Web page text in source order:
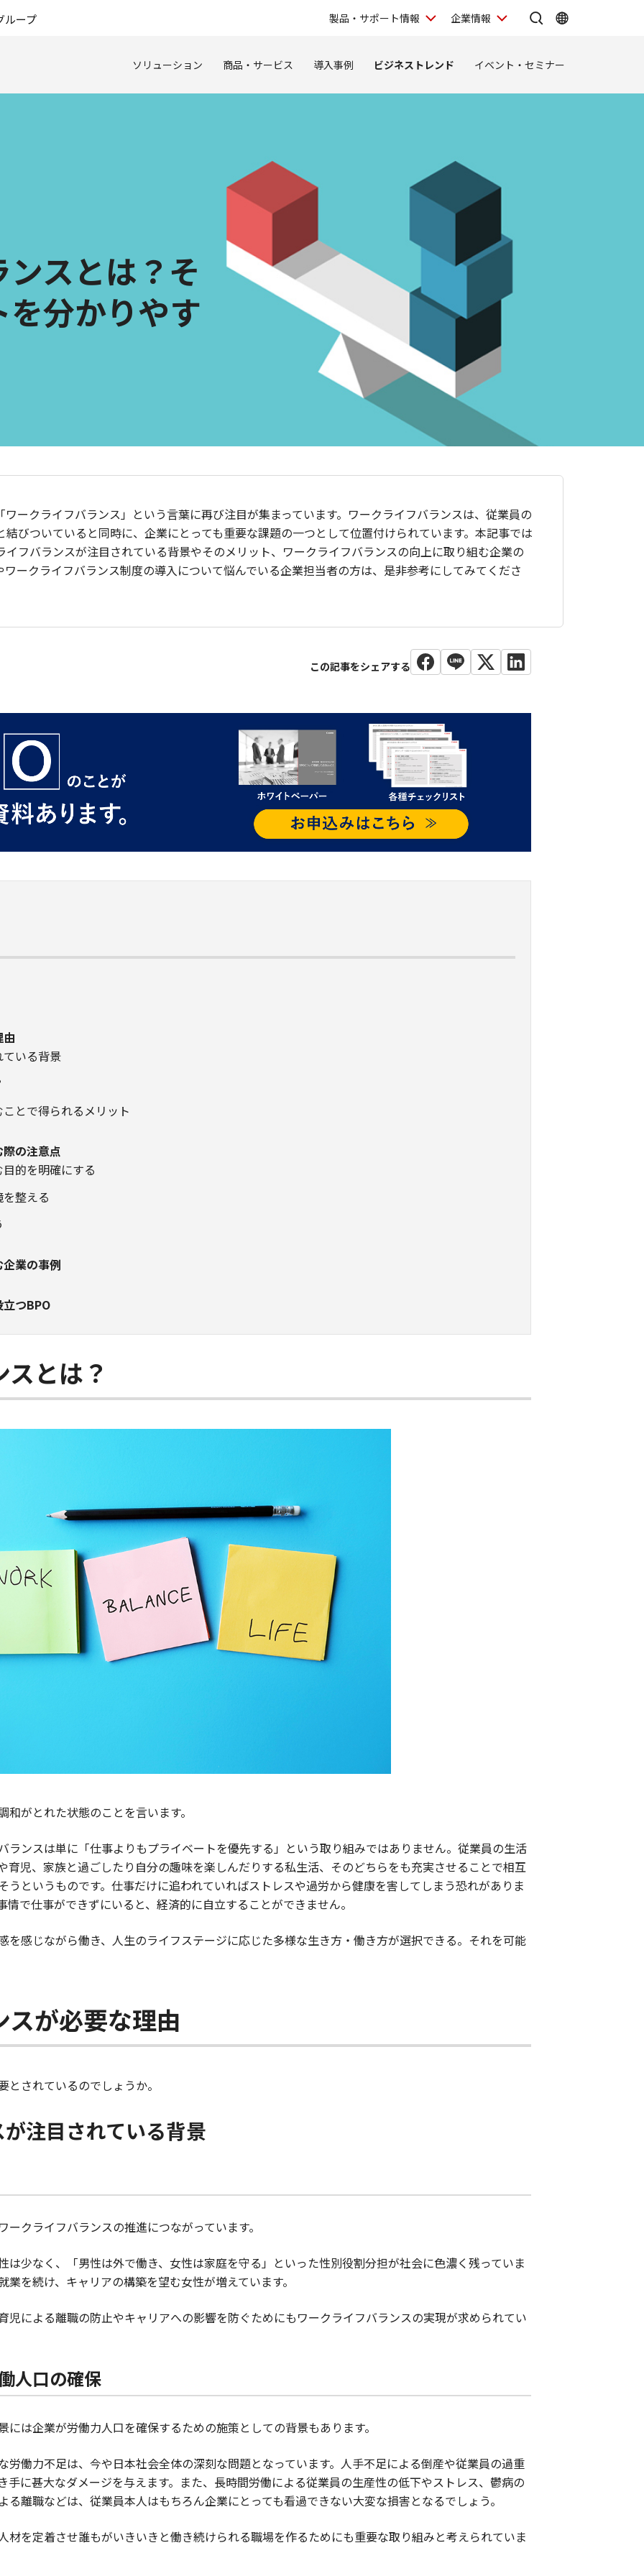
ループ 製品・サポート情報 企業情報
ソリューション 商品・サービス 導入事例 ビジネストレンド イベント・セミナー
スとは？そ
分かりやす
ークライフバランス」という言葉に再び注目が集まっています。ワークライフバランスは、従業員の
びついていると同時に、企業にとっても重要な課題の一つとして位置付けられています。本記事では
フバランスが注目されている背景やそのメリット、ワークライフバランスの向上に取り組む企業の
ークライフバランス制度の導入について悩んでいる企業担当者の方は、是非参考にしてみてくださ
いる背景
とで得られるメリット
の注意点
的を明確にする
整える
業の事例
つBPO
とは？
がとれた状態のことを言います。
ランスは単に「仕事よりもプライベートを優先する」という取り組みではありません。従業員の生活
育児、家族と過ごしたり自分の趣味を楽しんだりする私生活、そのどちらをも充実させることで相互
うというものです。仕事だけに追われていればストレスや過労から健康を害してしまう恐れがありま
で仕事ができずにいると、経済的に自立することができません。
を感じながら働き、人生のライフステージに応じた多様な生き方・働き方が選択できる。それを可能
が必要な理由
されているのでしょうか。
注目されている背景
クライフバランスの推進につながっています。
は少なく、「男性は外で働き、女性は家庭を守る」といった性別役割分担が社会に色濃く残っていま
を続け、キャリアの構築を望む女性が増えています。
児による離職の防止やキャリアへの影響を防ぐためにもワークライフバランスの実現が求められてい
人口の確保
は企業が労働力人口を確保するための施策としての背景もあります。
労働力不足は、今や日本社会全体の深刻な問題となっています。人手不足による倒産や従業員の過重
手に甚大なダメージを与えます。また、長時間労働による従業員の生産性の低下やストレス、鬱病の
離職などは、従業員本人はもちろん企業にとっても看過できない大変な損害となるでしょう。
材を定着させ誰もがいきいきと働き続けられる職場を作るためにも重要な取り組みと考えられていま